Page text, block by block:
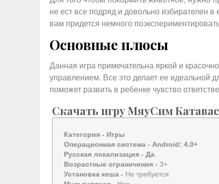
не ест все подряд и довольно избирателен
вам придется немного
Основные плюсы
Данная игра примечательна яркой и
управлением. Все это делает ее идеальной
поможет развить в ребенке чувство
Скачать игру МяуСим
Категория - Игры
Операционная система - Android: 4.0+
Русская локализация - Да
Возрастные ограничения - 3+
Установка кеша - Не требуется